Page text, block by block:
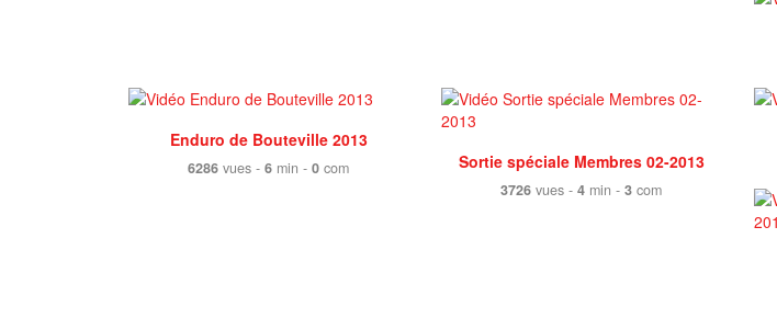
Enduro de Bouteville 2013
6286 vues - 6 min - 0 com Sortie spéciale Membres 02-2013
3726 vues - 4 min - 3 com